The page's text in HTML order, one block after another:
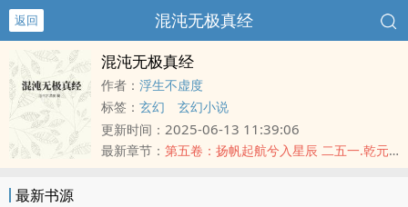
返回 混沌无极真经
混沌无极真经
作者： 浮生不虚度
标签： 玄幻
玄幻小说
更新时间： 2025-06-13 11:39:06
最新章节： 第五卷：扬帆起航兮入星辰 二五一.乾元之山，太上清心
最新书源